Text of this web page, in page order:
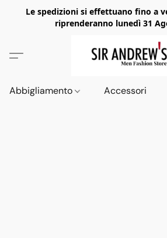
Le spedizioni si effettuano fino a
riprenderanno lunedì 31
Abbigliamento Accessori